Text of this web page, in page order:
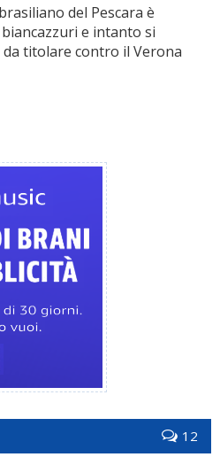
del Pescara è
e intanto si
titolare contro il Verona
12